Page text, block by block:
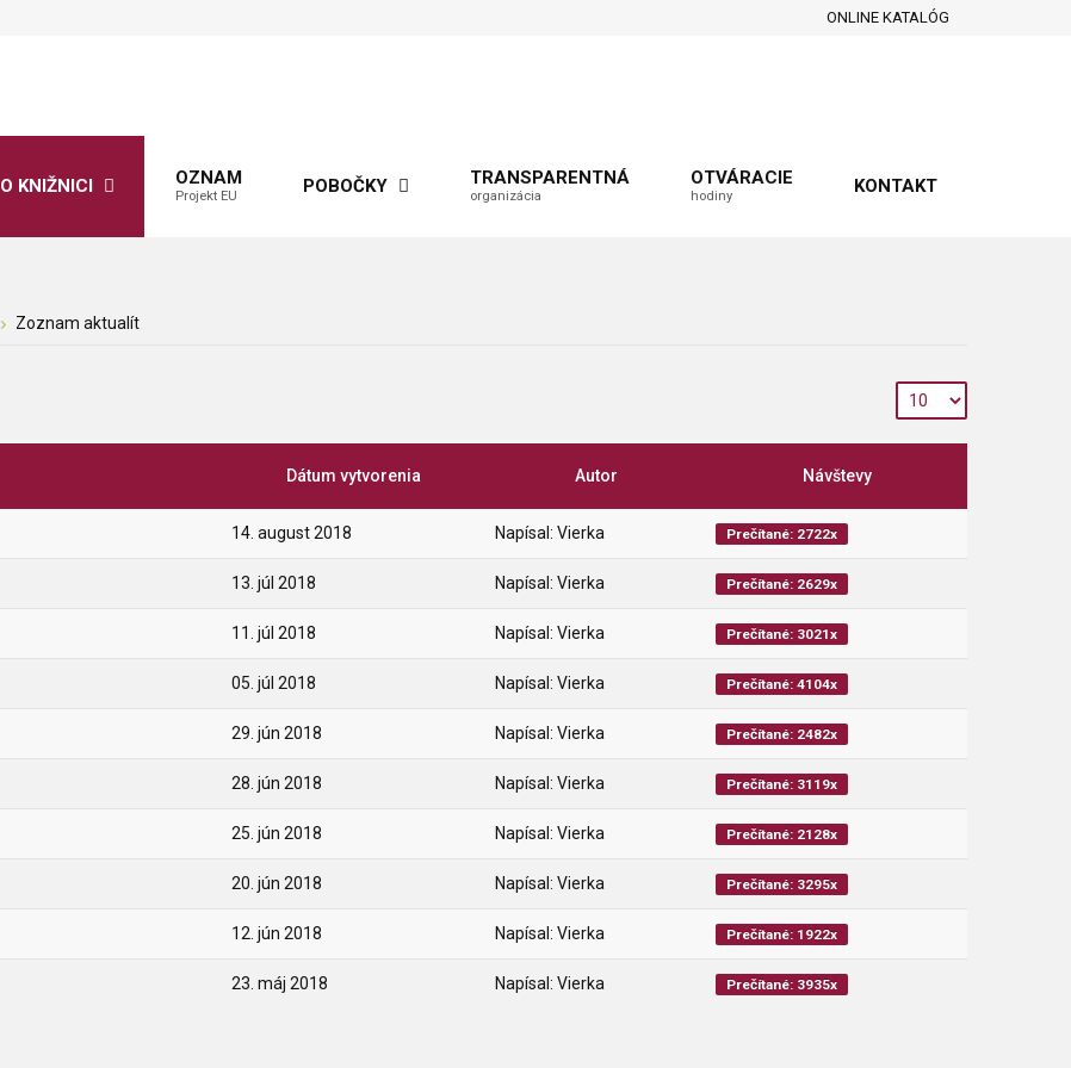
ONLINE KATALÓG
O KNIŽNICI OZNAM
Projekt EU POBOČKY TRANSPARENTNÁ
organizácia
OTVÁRACIE
hodiny KONTAKT
Zoznam aktualít
Dátum vytvorenia Autor Návštevy
14. august 2018 Napísal: Vierka Prečítané: 2722x
13. júl 2018 Napísal: Vierka Prečítané: 2629x
11. júl 2018 Napísal: Vierka Prečítané: 3021x
05. júl 2018 Napísal: Vierka Prečítané: 4104x
29. jún 2018 Napísal: Vierka Prečítané: 2482x
28. jún 2018 Napísal: Vierka Prečítané: 3119x
25. jún 2018 Napísal: Vierka Prečítané: 2128x
20. jún 2018 Napísal: Vierka Prečítané: 3295x
12. jún 2018 Napísal: Vierka Prečítané: 1922x
23. máj 2018 Napísal: Vierka Prečítané: 3935x